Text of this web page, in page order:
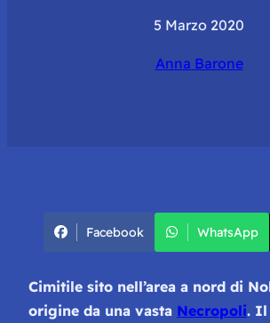
5 Marzo 2020
Anna Barone
Facebook WhatsApp
Cimitile sito nell’area a nord di
origine da una vasta Necropoli. Il